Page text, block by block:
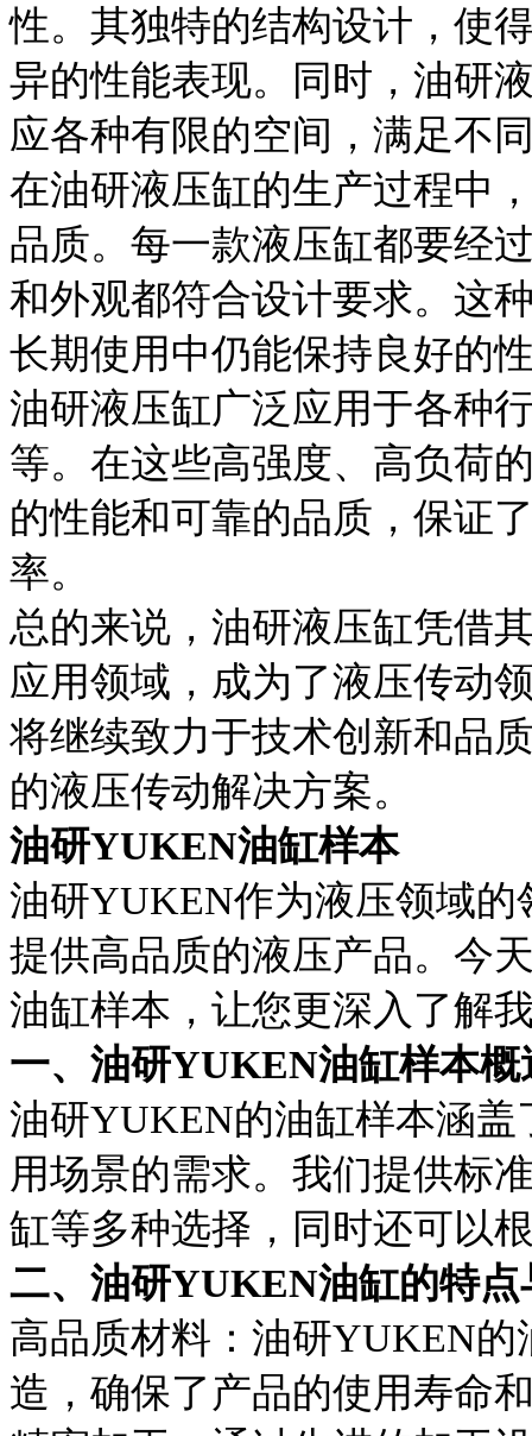
性。其独特的结构设计，使
异的性能表现。同时，油研
应各种有限的空间，满足不
在油研液压缸的生产过程中
品质。每一款液压缸都要经
和外观都符合设计要求。这
长期使用中仍能保持良好的
油研液压缸广泛应用于各种
等。在这些高强度、高负荷
的性能和可靠的品质，保证
率。
总的来说，油研液压缸凭借
应用领域，成为了液压传动
将继续致力于技术创新和品
的液压传动解决方案。
油研YUKEN油缸样本
油研YUKEN作为液压领域
提供高品质的液压产品。今
油缸样本，让您更深入了解
一、油研YUKEN油缸样本概
油研YUKEN的油缸样本涵
用场景的需求。我们提供标
缸等多种选择，同时还可以
二、油研YUKEN油缸的特点
高品质材料：油研YUKEN
造，确保了产品的使用寿命